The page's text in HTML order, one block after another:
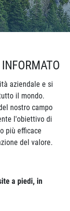
aziendale e si
il mondo.
nostro campo
l'obiettivo di
più efficace
del valore.
a piedi, in